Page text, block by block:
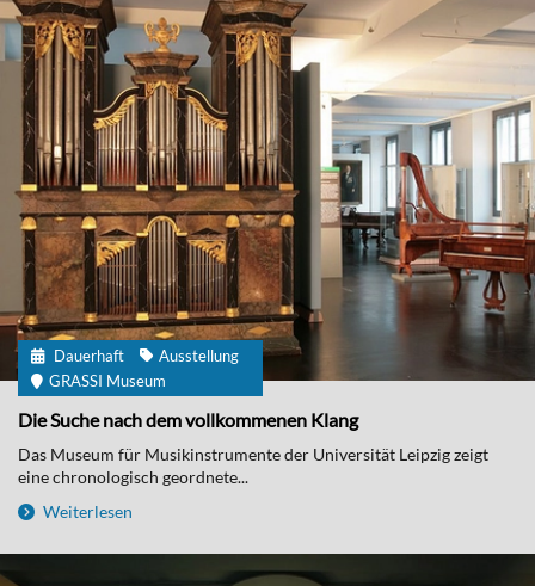
Dauerhaft
Ausstellung
GRASSI Museum
Die Suche nach dem vollkommenen Klang
Das Museum für Musikinstrumente der Universität Leipzig zeigt
eine chronologisch geordnete...
Weiterlesen